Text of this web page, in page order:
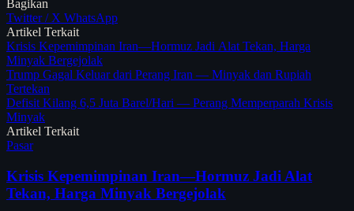
Bagikan
Twitter / X WhatsApp
Artikel Terkait
Krisis Kepemimpinan Iran—Hormuz Jadi Alat Tekan, Harga
Minyak Bergejolak
Trump Gagal Keluar dari Perang Iran — Minyak dan Rupiah
Tertekan
Defisit Kilang 6,5 Juta Barel/Hari — Perang Memperparah Krisis
Minyak
Artikel Terkait
Pasar
Krisis Kepemimpinan Iran—Hormuz Jadi Alat
Tekan, Harga Minyak Bergejolak